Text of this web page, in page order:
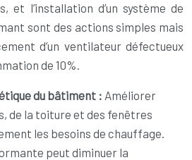
et l’installation d’un système de
sont des actions simples mais
d’un ventilateur défectueux
de 10%.
du bâtiment : Améliorer
de la toiture et des fenêtres
les besoins de chauffage.
peut diminuer la